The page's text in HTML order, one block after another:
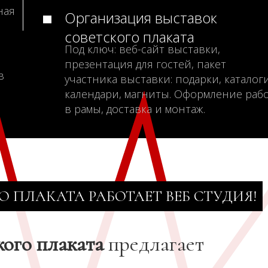
Организация выставок
советского плаката
Под ключ: веб-сайт выставки,
презентация для гостей, пакет
участника выставки: подарки,
календари, магниты. Оформление
в рамы, доставка и монтаж.
ПЛАКАТА РАБОТАЕТ ВЕБ СТУДИЯ!
плакатапредлагает